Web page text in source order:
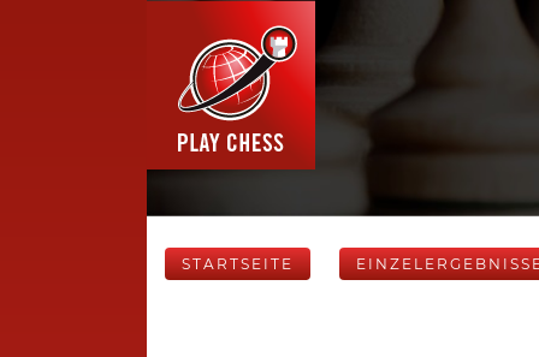
STARTSEITE